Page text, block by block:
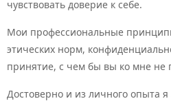
чувствовать доверие к себе.
Мои профессиональные
этических норм,
принятие, с чем бы вы ко мне не
Достоверно и из личного опыта